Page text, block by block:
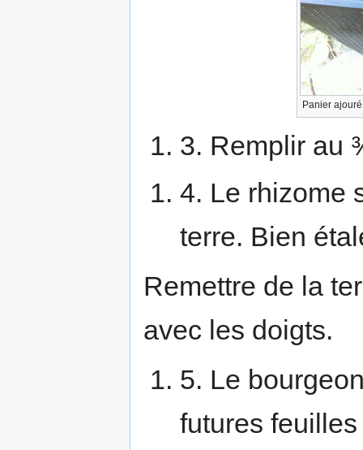
Panier
3. Remplir au
4. Le rhizome
terre. Bien
Remettre de la
avec les doigts.
5. Le
futures